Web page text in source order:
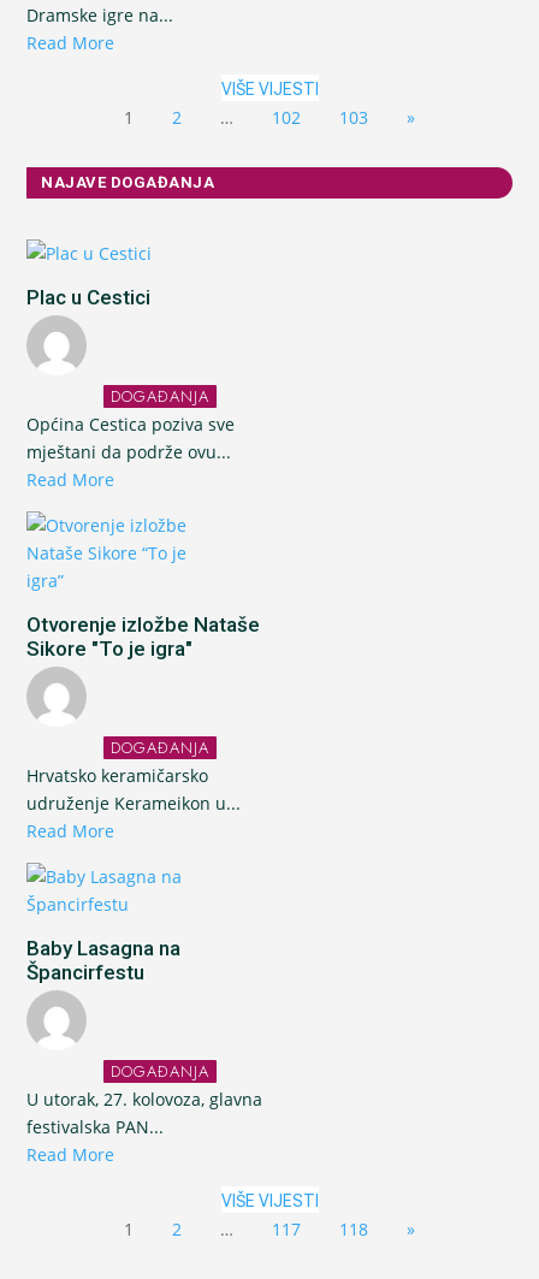
Dramske igre na...
Read More
VIŠE VIJESTI
1 2 … 102 103 »
NAJAVE DOGAĐANJA
Plac u Cestici
DOGAĐANJA
Općina Cestica poziva sve
mještani da podrže ovu...
Read More
Otvorenje izložbe Nataše
Sikore "To je igra"
DOGAĐANJA
Hrvatsko keramičarsko
udruženje Kerameikon u...
Read More
Baby Lasagna na
Špancirfestu
DOGAĐANJA
U utorak, 27. kolovoza, glavna
festivalska PAN...
Read More
VIŠE VIJESTI
1 2 … 117 118 »